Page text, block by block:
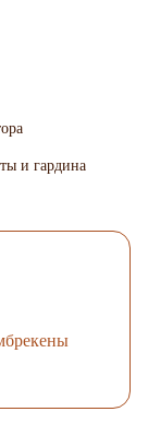
и гардина